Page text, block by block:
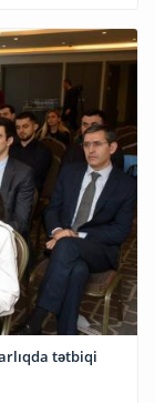
tətbiqi